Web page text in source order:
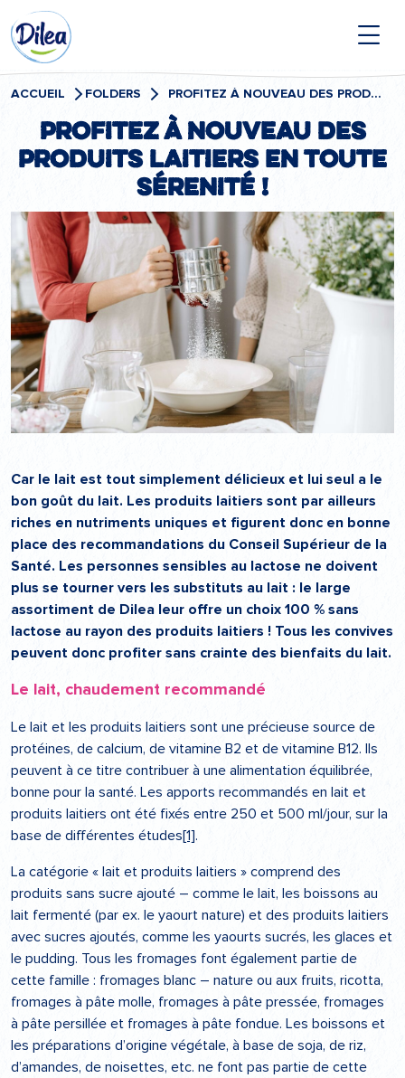
Passer
au
contenu
Dilea
Zero
Lactose
ACCUEIL FOLDERS PROFITEZ À NOUVEAU DES PRODUITS LAITIERS EN TOUTE SÉRENITÉ !
Profitez à nouveau des
produits laitiers en toute
sérenité !
Car le lait est tout simplement délicieux et lui seul a le
bon goût du lait. Les produits laitiers sont par ailleurs
riches en nutriments uniques et figurent donc en bonne
place des recommandations du Conseil Supérieur de la
Santé. Les personnes sensibles au lactose ne doivent
plus se tourner vers les substituts au lait : le large
assortiment de Dilea leur offre un choix 100 % sans
lactose au rayon des produits laitiers ! Tous les convives
peuvent donc profiter sans crainte des bienfaits du lait.
Le lait, chaudement recommandé
Le lait et les produits laitiers sont une précieuse source de
protéines, de calcium, de vitamine B2 et de vitamine B12. Ils
peuvent à ce titre contribuer à une alimentation équilibrée,
bonne pour la santé. Les apports recommandés en lait et
produits laitiers ont été fixés entre 250 et 500 ml/jour, sur la
base de différentes études[1].
La catégorie « lait et produits laitiers » comprend des
produits sans sucre ajouté – comme le lait, les boissons au
lait fermenté (par ex. le yaourt nature) et des produits laitiers
avec sucres ajoutés, comme les yaourts sucrés, les glaces et
le pudding. Tous les fromages font également partie de
cette famille : fromages blanc – nature ou aux fruits, ricotta,
fromages à pâte molle, fromages à pâte pressée, fromages
à pâte persillée et fromages à pâte fondue. Les boissons et
les préparations d’origine végétale, à base de soja, de riz,
d’amandes, de noisettes, etc. ne font pas partie de cette